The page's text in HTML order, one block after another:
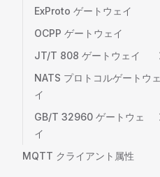
ExProto ゲートウェイ
OCPP ゲートウェイ
JT/T 808 ゲートウェイ
NATS プロトコルゲートウェ
イ
GB/T 32960 ゲートウェ
イ
MQTT クライアント属性